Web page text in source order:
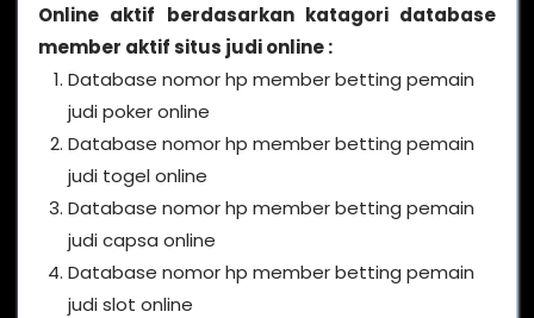
Online aktif berdasarkan katagori database
member aktif situs judi online :
Database nomor hp member betting pemain
judi poker online
Database nomor hp member betting pemain
judi togel online
Database nomor hp member betting pemain
judi capsa online
Database nomor hp member betting pemain
judi slot online